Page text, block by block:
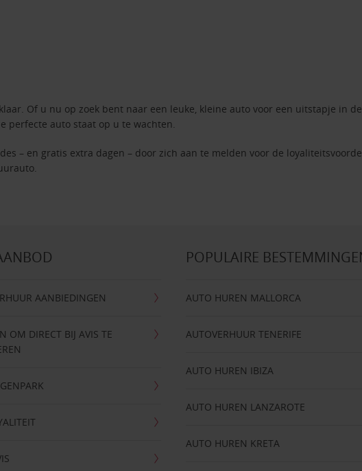
Of u nu op zoek bent naar een leuke, kleine auto voor een uitstapje in
perfecte auto staat op u te wachten.
– en gratis extra dagen – door zich aan te melden voor de
AANBIEDINGEN
OM DIRECT BIJ AVIS TE
POPULAIRE
AUTO HUREN MALLORCA
AUTOVERHUUR TENERIFE
AUTO HUREN IBIZA
AUTO HUREN LANZAROTE
AUTO HUREN KRETA